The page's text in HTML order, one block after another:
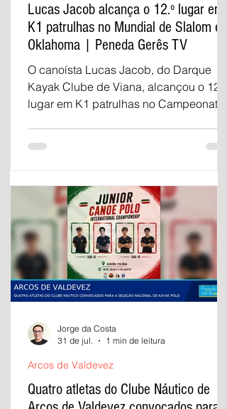
Lucas Jacob alcança o 12.º lugar em
K1 patrulhas no Mundial de Slalom em
Oklahoma | Peneda Gerês TV
O canoísta Lucas Jacob, do Darque
Kayak Clube de Viana, alcançou o 12.º
lugar em K1 patrulhas no Campeonato
Quatro atletas do Clube Náutico de
Arcos de Valdevez
Jorge da Costa
31 de jul.
1 min de leitura